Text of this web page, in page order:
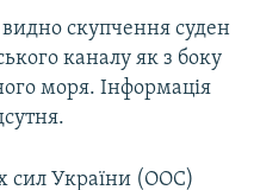
скупчення суден
каналу як з боку
моря. Інформація
сил України (ООС)